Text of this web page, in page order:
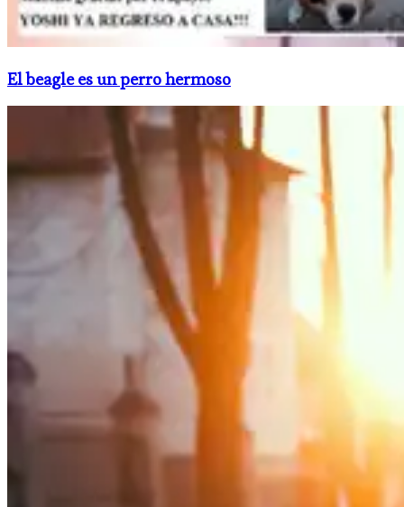
El beagle es un perro hermoso